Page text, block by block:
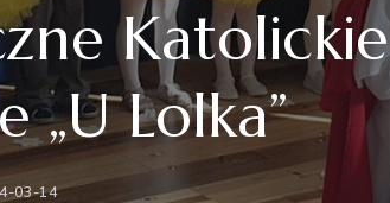
Katolickie
„U Lolka”
03-14